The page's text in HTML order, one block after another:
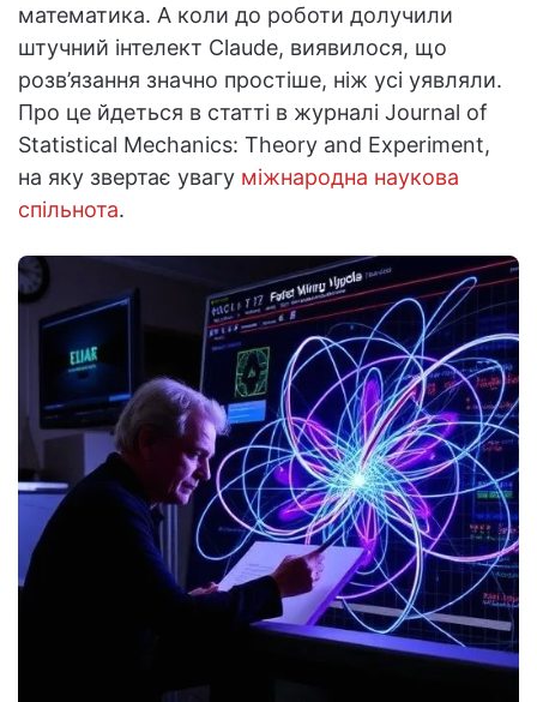
математика. А коли до роботи долучили
штучний інтелект Claude, виявилося, що
розв’язання значно простіше, ніж усі уявляли.
Про це йдеться в статті в журналі Journal of
Statistical Mechanics: Theory and Experiment,
на яку звертає увагу міжнародна наукова
спільнота.